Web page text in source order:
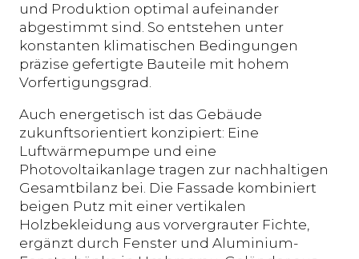
und Produktion optimal aufeinander
abgestimmt sind. So entstehen unter
konstanten klimatischen Bedingungen
präzise gefertigte Bauteile mit hohem
Vorfertigungsgrad.
Auch energetisch ist das Gebäude
zukunftsorientiert konzipiert: Eine
Luftwärmepumpe und eine
Photovoltaikanlage tragen zur nachhaltigen
Gesamtbilanz bei. Die Fassade kombiniert
beigen Putz mit einer vertikalen
Holzbekleidung aus vorvergrauter Fichte,
ergänzt durch Fenster und Aluminium-